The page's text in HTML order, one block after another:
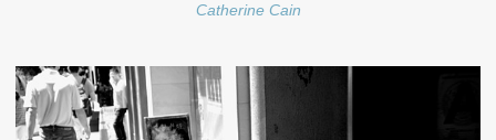
Catherine Cain